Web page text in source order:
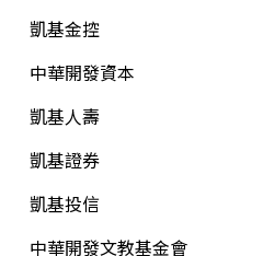
凱基金控
中華開發資本
凱基人壽
凱基證券
凱基投信
中華開發文教基金會